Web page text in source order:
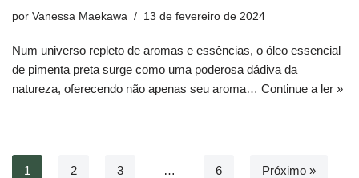
por Vanessa Maekawa 13 de fevereiro de 2024
Num universo repleto de aromas e essências, o óleo essencial
de pimenta preta surge como uma poderosa dádiva da
natureza, oferecendo não apenas seu aroma… Continue a ler »
1 2 3 … 6 Próximo »